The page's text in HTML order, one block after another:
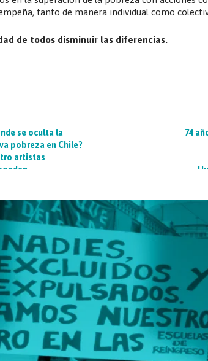
tanto de manera individual como
de todos disminuir las diferencias.
se oculta la
pobreza en Chile?
artistas
74